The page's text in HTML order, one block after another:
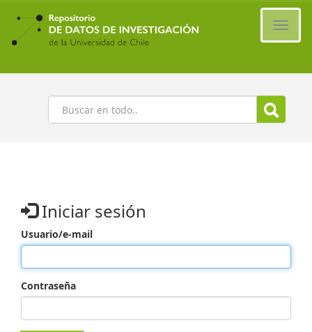
Ir
contenido
principal
Buscar
Iniciar sesión
Usuario/e-mail
Contraseña